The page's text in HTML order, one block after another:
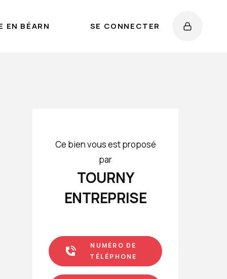
EN BÉARN SE CONNECTER
Ce bien vous est proposé
par
TOURNY
ENTREPRISE
NUMÉRO DE
TÉLÉPHONE